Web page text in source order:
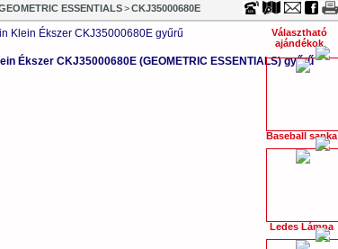
ESSENTIALS > CKJ35000680E
Ékszer CKJ35000680E (GEOMETRIC ESSENTIALS) gyűrű
Választható
ajándékok
Baseball sapka
Ledes Lámpa